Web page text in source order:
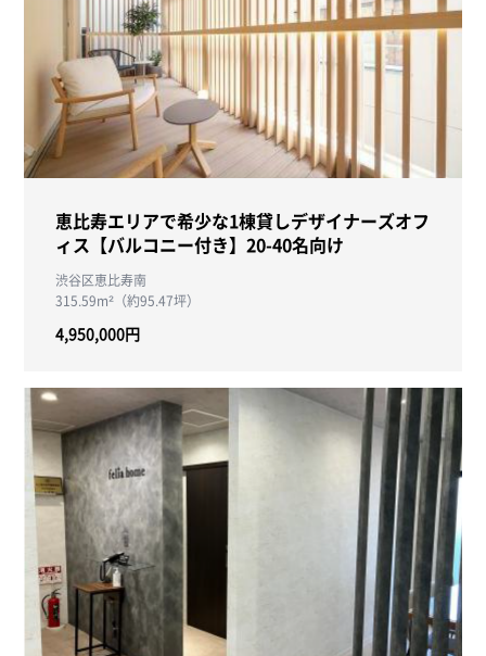
恵比寿エリアで希少な1棟貸しデザイナーズオフ
ィス【バルコニー付き】20-40名向け
渋谷区恵比寿南
315.59m²（約95.47坪）
4,950,000円